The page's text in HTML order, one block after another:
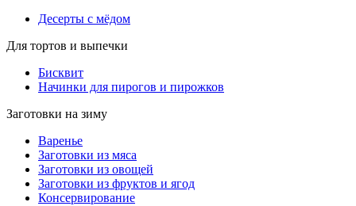
Десерты с мёдом
Для тортов и выпечки
Бисквит
Начинки для пирогов и пирожков
Заготовки на зиму
Варенье
Заготовки из мяса
Заготовки из овощей
Заготовки из фруктов и ягод
Консервирование